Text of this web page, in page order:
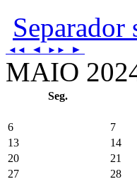
Separador
◄◄ ◄ ►► ►
MAIO
Seg.
6
7
13
14
20
21
27
28